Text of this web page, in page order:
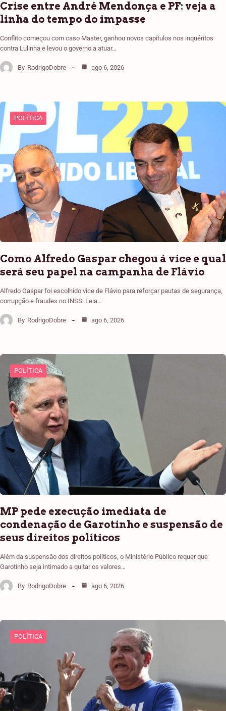
Crise entre André Mendonça e PF: veja a
linha do tempo do impasse
Conflito começou com caso Master, ganhou novos capítulos nos inquéritos
contra Lulinha e levou o governo a atuar…
By RodrigoDobre ago 6, 2026
POLÍTICA
Como Alfredo Gaspar chegou à vice e qual
será seu papel na campanha de Flávio
Alfredo Gaspar foi escolhido vice de Flávio para reforçar pautas de segurança,
corrupção e fraudes no INSS. Leia…
By RodrigoDobre ago 6, 2026
POLÍTICA
MP pede execução imediata de
condenação de Garotinho e suspensão de
seus direitos políticos
Além da suspensão dos direitos políticos, o Ministério Público requer que
Garotinho seja intimado a quitar os valores…
By RodrigoDobre ago 6, 2026
POLÍTICA